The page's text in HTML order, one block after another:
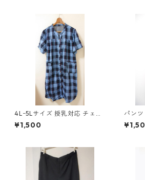
4Lｰ5Lサイズ 授乳対応 チェッ
ク柄 半袖ルームウェア マタニ
ティ ブルー系/グレー ◆KIY-1
¥1,500
パン
25